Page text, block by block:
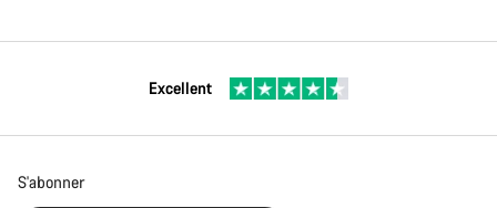
Excellent
S'abonner